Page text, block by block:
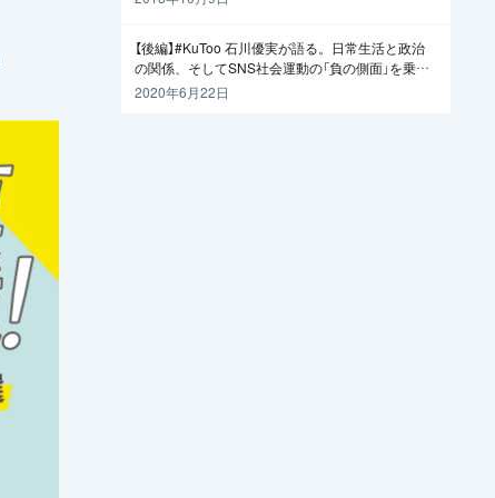
【後編】#KuToo 石川優実が語る。日常生活と政治
の関係、そしてSNS社会運動の「負の側面」を乗り
越えるには
2020年6月22日